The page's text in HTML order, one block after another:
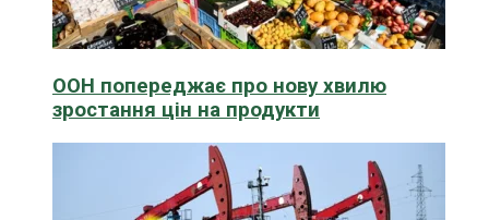
ООН попереджає про нову хвилю
зростання цін на продукти